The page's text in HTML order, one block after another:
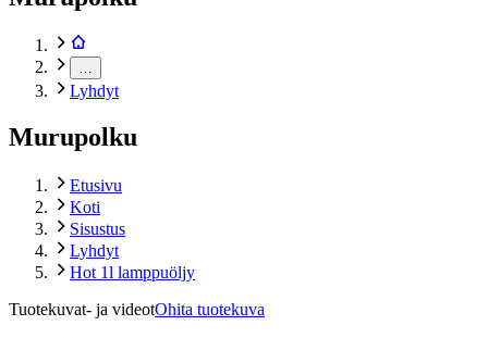
Lyhdyt
Murupolku
Etusivu
Koti
Sisustus
Lyhdyt
Hot 1l lamppuöljy
Tuotekuvat- ja videotOhita tuotekuva